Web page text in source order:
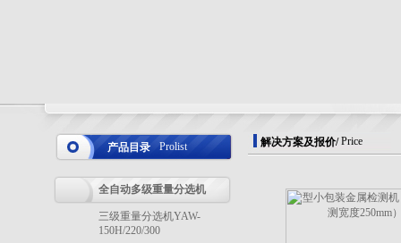
产品目录 Prolist
全自动多级重量分选机
三级重量分选机YAW-
150H/220/300
解决方案及报价/ Price